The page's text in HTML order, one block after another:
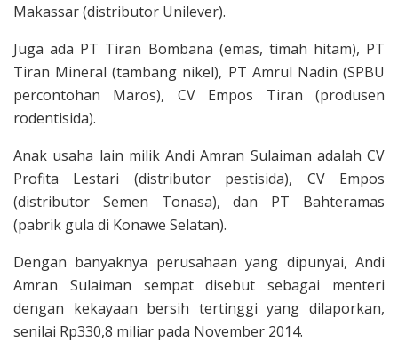
Makassar (distributor Unilever).
Juga ada PT Tiran Bombana (emas, timah hitam), PT
Tiran Mineral (tambang nikel), PT Amrul Nadin (SPBU
percontohan Maros), CV Empos Tiran (produsen
rodentisida).
Anak usaha lain milik Andi Amran Sulaiman adalah CV
Profita Lestari (distributor pestisida), CV Empos
(distributor Semen Tonasa), dan PT Bahteramas
(pabrik gula di Konawe Selatan).
Dengan banyaknya perusahaan yang dipunyai, Andi
Amran Sulaiman sempat disebut sebagai menteri
dengan kekayaan bersih tertinggi yang dilaporkan,
senilai Rp330,8 miliar pada November 2014.